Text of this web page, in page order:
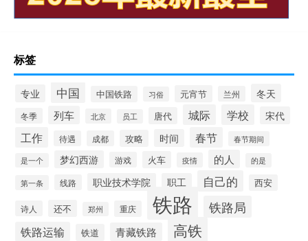
标签
专业 中国 中国铁路 习俗 元宵节 兰州 冬天
冬季 列车 北京 员工 唐代 城际 学校 宋代
工作 待遇 成都 攻略 时间 春节 春节期间
是一个 梦幻西游 游戏 火车 疫情 的人 的是
第一条 线路 职业技术学院 职工 自己的 西安
诗人 还不 郑州 重庆 铁路 铁路局
铁路运输 铁道 青藏铁路 高铁